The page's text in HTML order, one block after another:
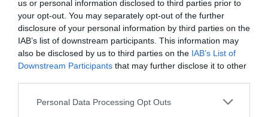
us or personal information disclosed to third parties prior to
your opt-out. You may separately opt-out of the further
disclosure of your personal information by third parties on the
IAB’s list of downstream participants. This information may
also be disclosed by us to third parties on the IAB’s List of
Downstream Participants that may further disclose it to other
Personal Data Processing Opt Outs
demagògia"
El senyorSánchez, a càrrec del govern espanyol,
són els poder públics. Per acontentar als